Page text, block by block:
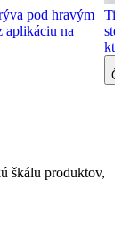
pod hravým
aplikáciu na
škálu produktov,